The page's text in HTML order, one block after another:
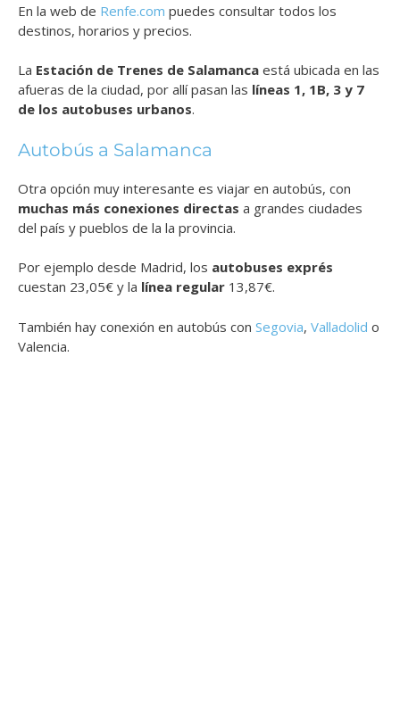
En la web de Renfe.com puedes consultar todos los
destinos, horarios y precios.
La Estación de Trenes de Salamanca está ubicada en las
afueras de la ciudad, por allí pasan las líneas 1, 1B, 3 y 7
de los autobuses urbanos.
Autobús a Salamanca
Otra opción muy interesante es viajar en autobús, con
muchas más conexiones directas a grandes ciudades
del país y pueblos de la la provincia.
Por ejemplo desde Madrid, los autobuses exprés
cuestan 23,05€ y la línea regular 13,87€.
También hay conexión en autobús con Segovia, Valladolid o
Valencia.